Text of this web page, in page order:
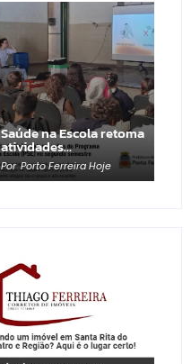
Saúde na Escola retoma
atividades…
Por Porto Ferreira Hoje